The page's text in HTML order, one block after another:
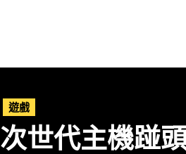
遊戲
次世代主機踫